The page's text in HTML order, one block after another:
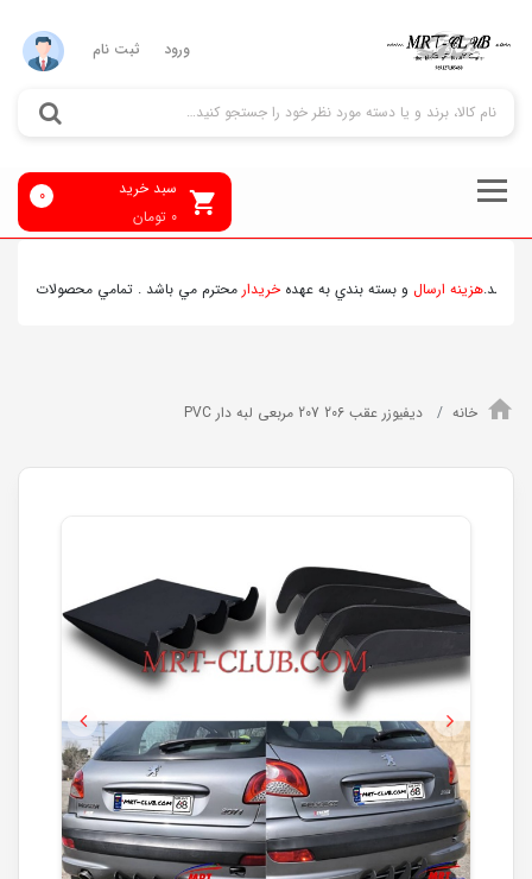
ورود ثبت نام
سبد خرید
0 تومان
0
هزينه ارسالو بسته بندي به عهدهخريدارمحترم مي باشد . تمامي محصولات ارسالي
خانه دیفیوزر عقب 206 207 مربعی لبه دار PVC
Previous Next